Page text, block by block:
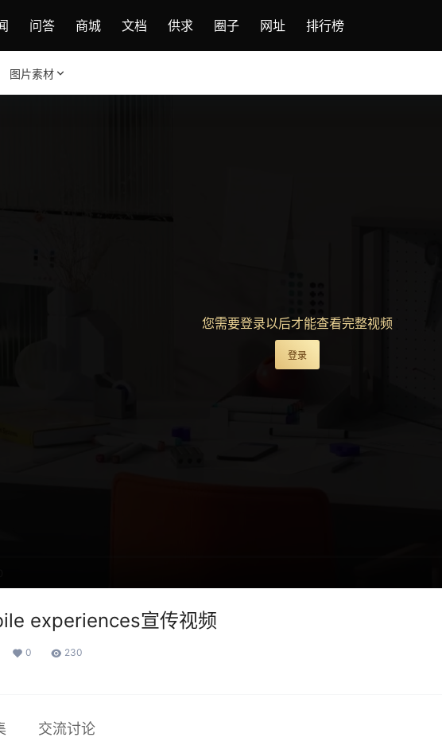
问答 商城 文档 供求 圈子 网址 排行榜
图片素材
您需要登录以后才能查看完整视频
登录
experiences宣传视频
0 230
交流讨论